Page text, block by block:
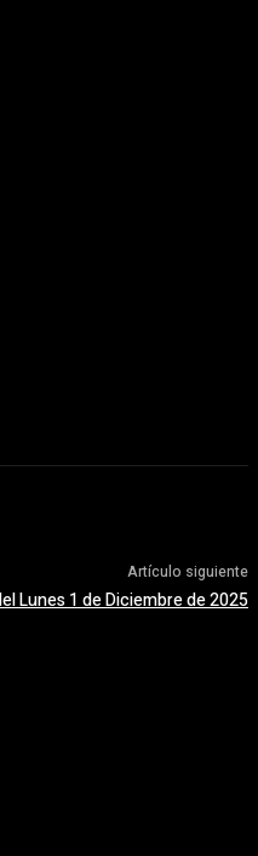
Artículo siguiente
Lunes 1 de Diciembre de 2025